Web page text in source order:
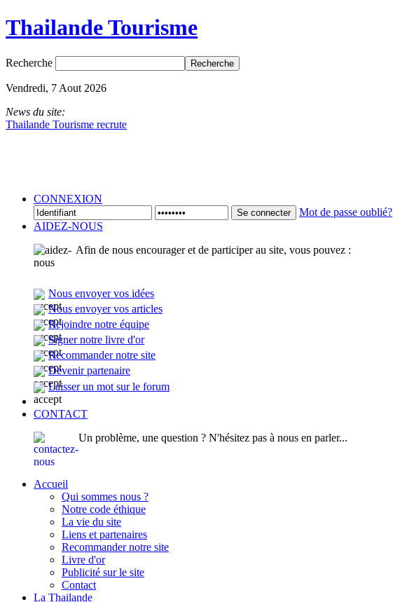
Thailande Tourisme
Recherche
Vendredi, 7 Aout 2026
News du site:
Thailande Tourisme recrute
CONNEXION
Se connecter Mot de passe oublié?
AIDEZ-NOUS
Afin de nous encourager et de participer au site, vous pouvez :
Nous envoyer vos idées
Nous envoyer vos articles
Rejoindre notre équipe
Signer notre livre d'or
Recommander notre site
Devenir partenaire
Laisser un mot sur le forum
CONTACT
Un problème, une question ? N'hésitez pas à nous en parler...
Accueil
Qui sommes nous ?
Notre code éthique
La vie du site
Liens et partenaires
Recommander notre site
Livre d'or
Publicité sur le site
Contact
La Thailande